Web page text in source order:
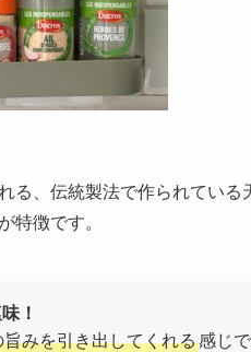
、伝統製法で作られている
徴です。
！
みを引き出してくれる感じ